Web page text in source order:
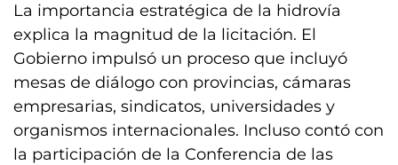
La importancia estratégica de la hidrovía
explica la magnitud de la licitación. El
Gobierno impulsó un proceso que incluyó
mesas de diálogo con provincias, cámaras
empresarias, sindicatos, universidades y
organismos internacionales. Incluso contó con
la participación de la Conferencia de las